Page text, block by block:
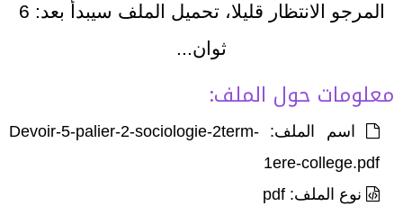
المرجو الانتظار قليلا، تحميل الملف سيبدأ بعد: 6
ثوان...
معلومات حول الملف:
اسم الملف: Devoir-5-palier-2-sociologie-2term-
1ere-college.pdf
نوع الملف: pdf